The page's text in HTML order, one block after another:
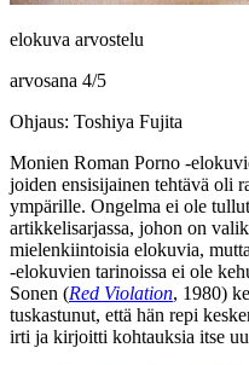
elokuva arvostelu
arvosana 4/5
Ohjaus: Toshiya Fujita
Monien Roman Porno
joiden ensisijainen tehtävä oli
ympärille. Ongelma ei ole
artikkelisarjassa, johon on
mielenkiintoisia elokuvia,
‑elokuvien tarinoissa ei ole
Sonen (Red Violation, 1980)
tuskastunut, että hän repi
irti ja kirjoitti kohtauksia itse